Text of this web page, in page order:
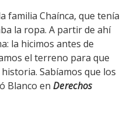
familia Chaínca, que tenía
la ropa. A partir de ahí
la hicimos antes de
el terreno para que
Sabíamos que los
Blanco en Derechos